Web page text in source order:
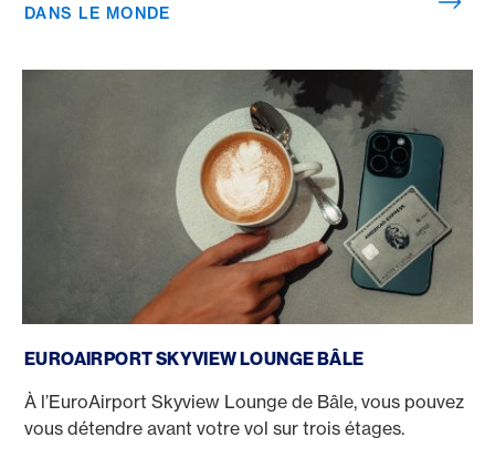
DANS LE MONDE
EUROAIRPORT SKYVIEW LOUNGE BÂLE
À l’EuroAirport Skyview Lounge de Bâle, vous pouvez
vous détendre avant votre vol sur trois étages.